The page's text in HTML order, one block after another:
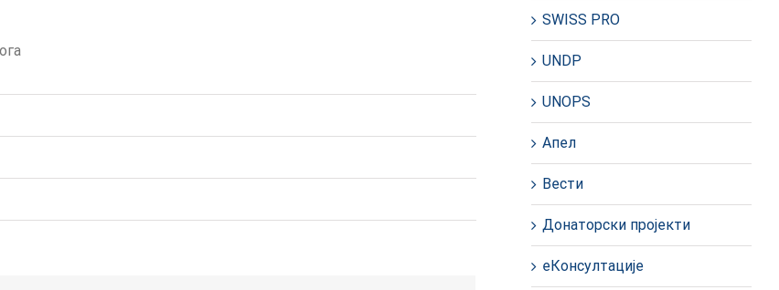
SWISS PRO
UNDP
UNOPS
Апел
Вести
Донаторски пројекти
еКонсултације